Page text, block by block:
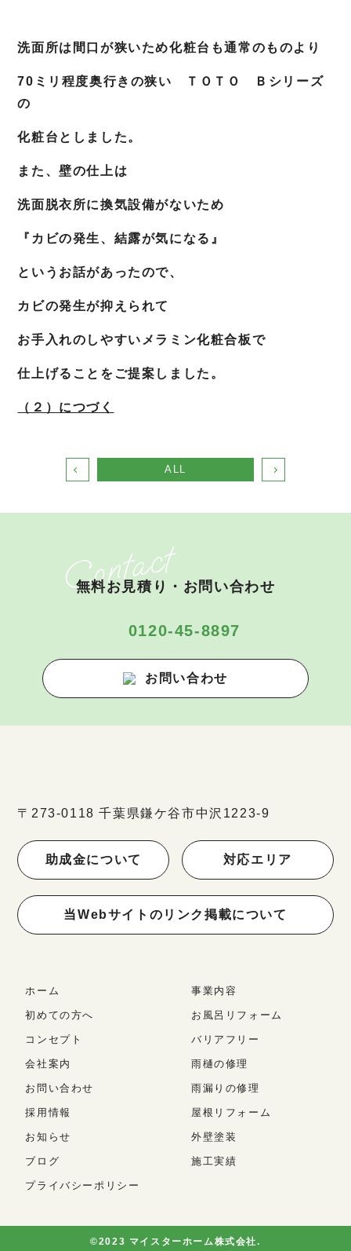
洗面所は間口が狭いため化粧台も通常のものより
70ミリ程度奥行きの狭い ＴＯＴＯ Ｂシリーズ
の
化粧台としました。
また、壁の仕上は
洗面脱衣所に換気設備がないため
『カビの発生、結露が気になる』
というお話があったので、
カビの発生が抑えられて
お手入れのしやすいメラミン化粧合板で
仕上げることをご提案しました。
（２）につづく
ALL
無料お見積り・お問い合わせ
0120-45-8897
お問い合わせ
〒273-0118 千葉県鎌ケ谷市中沢1223-9
助成金について 対応エリア
当Webサイトのリンク掲載について
ホーム
初めての方へ
コンセプト
会社案内
お問い合わせ
採用情報
お知らせ
ブログ
プライバシーポリシー
事業内容
お風呂リフォーム
バリアフリー
雨樋の修理
雨漏りの修理
屋根リフォーム
外壁塗装
施工実績
©2023 マイスターホーム株式会社.